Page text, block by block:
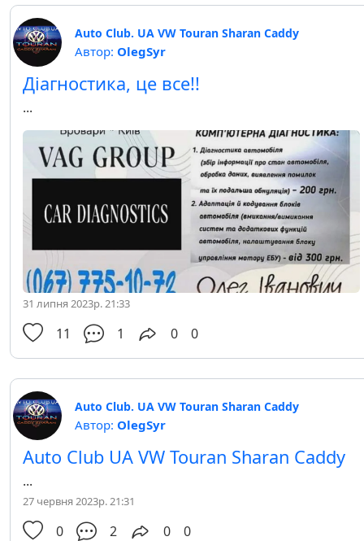
Auto Club. UA VW Touran Sharan Caddy
Автор: OlegSyr
Діагностика, це все!!
...
31 липня 2023р. 21:33
11 1 0 0
Auto Club. UA VW Touran Sharan Caddy
Автор: OlegSyr
Auto Club UA VW Touran Sharan Caddy
...
27 червня 2023р. 21:31
0 2 0 0